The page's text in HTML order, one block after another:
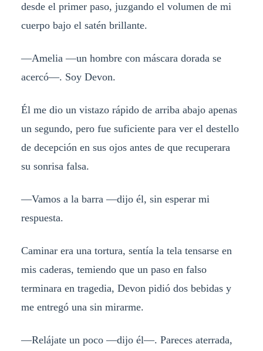
desde el primer paso, juzgando el volumen de mi
cuerpo bajo el satén brillante.
—Amelia —un hombre con máscara dorada se
acercó—. Soy Devon.
Él me dio un vistazo rápido de arriba abajo apenas
un segundo, pero fue suficiente para ver el destello
de decepción en sus ojos antes de que recuperara
su sonrisa falsa.
—Vamos a la barra —dijo él, sin esperar mi
respuesta.
Caminar era una tortura, sentía la tela tensarse en
mis caderas, temiendo que un paso en falso
terminara en tragedia, Devon pidió dos bebidas y
me entregó una sin mirarme.
—Relájate un poco —dijo él—. Pareces aterrada,